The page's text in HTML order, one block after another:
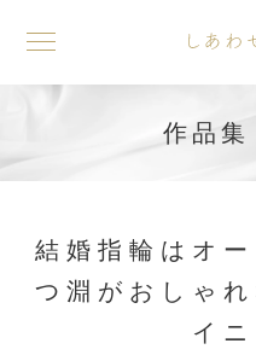
toggle
navigation
作品
結婚指輪はオ
つ淵がおしゃ
イ